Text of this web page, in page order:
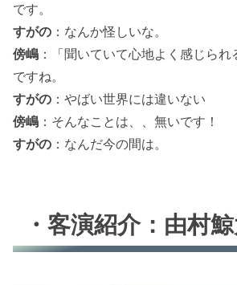
です。
すがの ：なんか怪しいな。
傍嶋 ：「聞いていて心地よく感じられ
ですね。
すがの ：やばい世界には違いない
傍嶋 ：そんなことは、、無いです！
すがの ：なんだ今の間は。
・客演紹介：由村